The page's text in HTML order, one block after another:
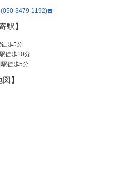
3479-1192)☎️
駅】
徒歩5分
徒歩10分
徒歩5分
図】